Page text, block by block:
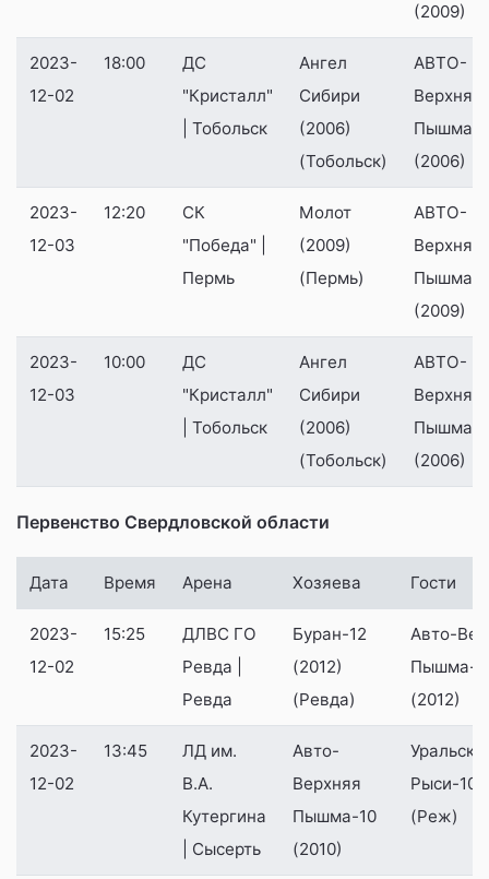
(2009)
2023-
12-02
18:00
ДС
"Кристалл"
| Тобольск
Ангел
Сибири
(2006)
(Тобольск)
АВТО-
Верхняя
Пышма
(2006)
2023-
12-03
12:20
СК
"Победа" |
Пермь
Молот
(2009)
(Пермь)
АВТО-
Верхняя
Пышма
(2009)
2023-
12-03
10:00
ДС
"Кристалл"
| Тобольск
Ангел
Сибири
(2006)
(Тобольск)
АВТО-
Верхняя
Пышма
(2006)
Первенство Свердловской области
Дата Время Арена Хозяева Гости
2023-
12-02
15:25
ДЛВС ГО
Ревда |
Ревда
Буран-12
(2012)
(Ревда)
Авто-
Пышма-
(2012)
2023-
12-02
13:45
ЛД им.
В.А.
Кутергина
| Сысерть
Авто-
Верхняя
Пышма-10
(2010)
Рыси-10
(Реж)